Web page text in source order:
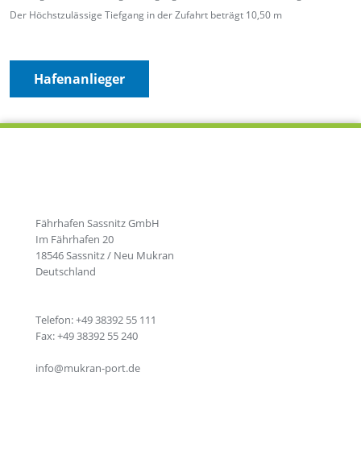
Der Höchstzulässige Tiefgang in der Zufahrt beträgt 10,50 m
Hafenanlieger
Fährhafen Sassnitz GmbH
Im Fährhafen 20
18546 Sassnitz / Neu Mukran
Deutschland
Telefon: +49 38392 55 111
Fax: +49 38392 55 240
info@mukran-port.de